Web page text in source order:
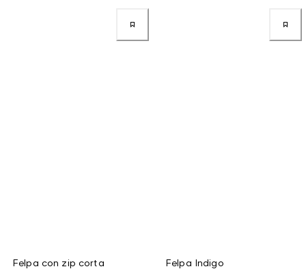
Felpa con zip corta Felpa Indigo